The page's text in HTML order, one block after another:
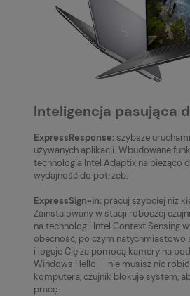
Inteligencja pasująca
ExpressResponse: szybsze
używanych aplikacji. Wbudowane
technologia Intel Adaptix na bieżąco
wydajność do potrzeb.
ExpressSign-in: pracuj szybciej niż
Zainstalowany w stacji roboczej
na technologii Intel Context Sensing
obecność, po czym natychmiastowo
i loguje Cię za pomocą kamery na
Windows Hello — nie musisz nic
komputera, czujnik blokuje system,
pracę.